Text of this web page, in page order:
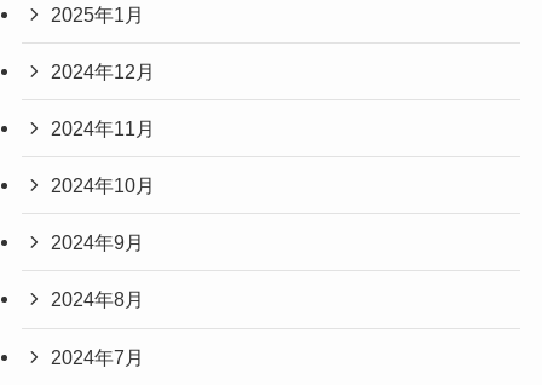
2025年1月
2024年12月
2024年11月
2024年10月
2024年9月
2024年8月
2024年7月